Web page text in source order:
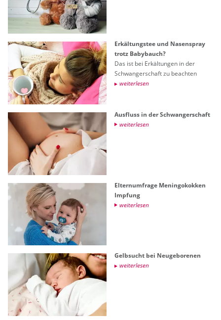
Er­käl­tungs­tee und Na­sen­spray
trotz Ba­by­bauch?
Das ist bei Er­käl­tun­gen in der
Schwan­ger­schaft zu be­ach­ten
wei­ter­le­sen
Aus­fluss in der Schwan­ger­schaft
wei­ter­le­sen
El­tern­um­fra­ge Me­nin­go­kok­ken
Imp­fung
wei­ter­le­sen
Gelb­sucht bei Neu­ge­bo­re­nen
wei­ter­le­sen